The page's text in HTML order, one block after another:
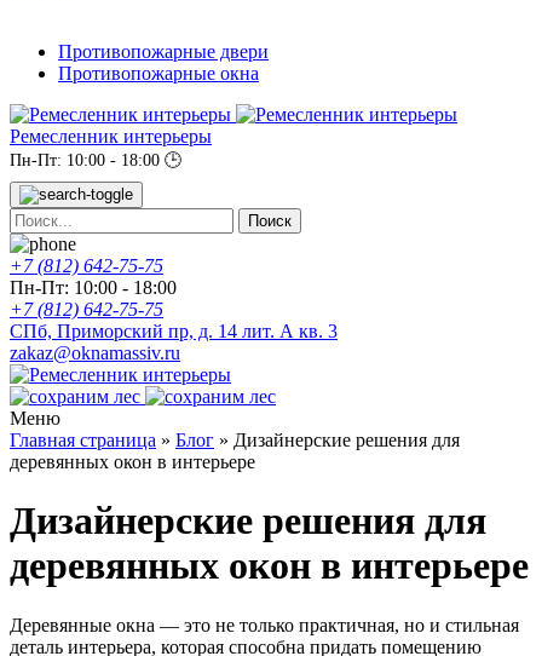
Противопожарные двери
Противопожарные окна
Ремесленник интерьеры
Пн-Пт: 10:00 - 18:00 🕒
+7 (812) 642-75-75
Пн-Пт: 10:00 - 18:00
+7 (812) 642-75-75
СПб, Приморский пр, д. 14 лит. А кв. 3
zakaz@oknamassiv.ru
Меню
Главная страница » Блог » Дизайнерские решения для
деревянных окон в интерьере
Дизайнерские решения для
деревянных окон в интерьере
Деревянные окна — это не только практичная, но и стильная
деталь интерьера, которая способна придать помещению